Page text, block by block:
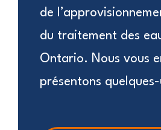
de
du traitement des
Ontario. Nous vous
présentons quelques-